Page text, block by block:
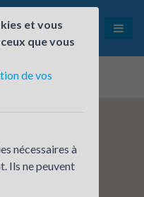
et CadoMaestro
et vous
que vous
de vos
nécessaires à
Ils ne peuvent